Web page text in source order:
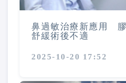
鼻過敏治療新應用
舒緩術後不適
2025-10-20 17:52